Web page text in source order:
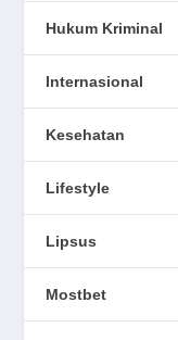
Hukum Kriminal
Internasional
Kesehatan
Lifestyle
Lipsus
Mostbet